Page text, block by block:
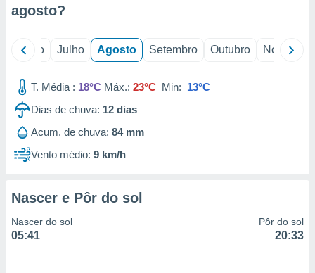
de
agosto?
Junho Julho Agosto Setembro Outubro Novembro
T. Média : 18°C Máx.: 23°C Min: 13°C
Dias de chuva: 12 dias
Acum. de chuva: 84 mm
Vento médio: 9 km/h
Nascer e Pôr do sol
Nascer do sol
05:41
Pôr do sol
20:33